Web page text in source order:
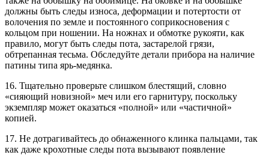
должны быть следы износа, деформации и потертости от
волочения по земле и постоянного соприкосновения с
кольцом при ношении. На ножнах и обмотке рукояти, как
правило, могут быть следы пота, застарелой грязи,
обтрепанная тесьма. Обследуйте детали прибора на наличие
патины типа ярь-медянка.
16. Тщательно проверьте слишком блестящий, словно
«сияющий новизной» меч или его гарнитуру, поскольку
экземпляр может оказаться «полной» или «частичной»
копией.
17. Не дотрагивайтесь до обнаженного клинка пальцами, так
как даже крохотные следы пота вызывают появление